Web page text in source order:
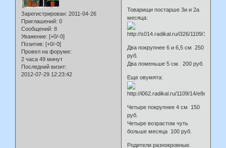
Зарегистрирован: 2011-04-26
Приглашений: 0
Сообщений: 8
Уважение: [+0/-0]
Позитив: [+0/-0]
Провел на форуме:
2 часа 49 минут
Последний визит:
2012-07-29 12:23:42
Товарищи постарше 3и и 2а
месяца:
Два покрупнее 6 и 6,5 см 250
руб.
Два поменьше 5 см. 200 руб.
Еще овумята:
Четыре покрупнее 4 см 150
руб.
Четыре возрастом чуть
больше месяца 100 руб.
Родители разнокровные.